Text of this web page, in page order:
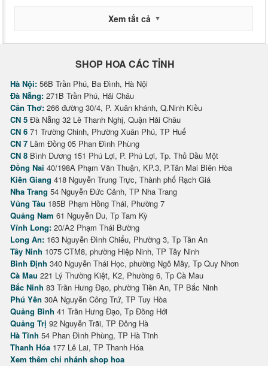
Xem tất cả
SHOP HOA CÁC TỈNH
Hà Nội: 56B Trần Phú, Ba Đình, Hà Nội
Đà Nẵng: 271B Trần Phú, Hải Châu
Cần Thơ: 266 đường 30/4, P. Xuân khánh, Q.Ninh Kiều
CN 5 Đà Nẵng 32 Lê Thanh Nghị, Quận Hải Châu
CN 6 71 Trường Chinh, Phường Xuân Phú, TP Huế
CN 7 Lâm Đồng 05 Phan Đình Phùng
CN 8 Bình Dương 151 Phú Lợi, P. Phú Lợi, Tp. Thủ Dầu Một
Đồng Nai 40/198A Phạm Văn Thuận, KP.3, P.Tân Mai Biên Hòa
Kiên Giang 418 Nguyễn Trung Trực, Thành phố Rạch Giá
Nha Trang 54 Nguyễn Đức Cảnh, TP Nha Trang
Vũng Tàu 185B Phạm Hồng Thái, Phường 7
Quảng Nam 61 Nguyễn Du, Tp Tam Kỳ
Vĩnh Long: 20/A2 Phạm Thái Bường
Long An: 163 Nguyễn Đình Chiểu, Phường 3, Tp Tân An
Tây Ninh 1075 CTM8, phường Hiệp Ninh, TP Tây Ninh
Bình Định 340 Nguyễn Thái Học, phường Ngô Mây, Tp Quy Nhơn
Cà Mau 221 Lý Thường Kiệt, K2, Phường 6, Tp Cà Mau
Bắc Ninh 83 Trần Hưng Đạo, phường Tiền An, TP Bắc Ninh
Phú Yên 30A Nguyễn Công Trứ, TP Tuy Hòa
Quảng Bình 41 Trần Hưng Đạo, Tp Đồng Hới
Quảng Trị 92 Nguyễn Trãi, TP Đông Hà
Hà Tĩnh 54 Phan Đình Phùng, TP Hà Tĩnh
Thanh Hóa 177 Lê Lai, TP Thanh Hóa
Xem thêm chi nhánh shop hoa